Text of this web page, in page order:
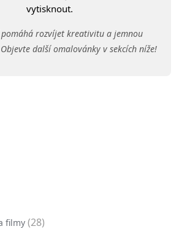
vytisknout.
rozvíjet kreativitu a jemnou
další omalovánky v sekcích níže!
filmy (28)